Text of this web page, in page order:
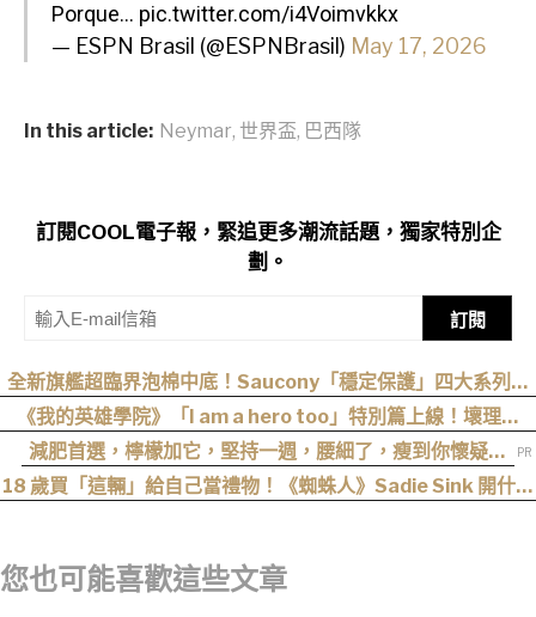
Porque… pic.twitter.com/i4Voimvkkx
— ESPN Brasil (@ESPNBrasil) May 17, 2026
In this article: Neymar, 世界盃, 巴西隊
訂閱COOL電子報，緊追更多潮流話題，獨家特別企
劃。
訂閱
全新旗艦超臨界泡棉中底！Saucony「穩定保護」四大系列鞋
款發布
《我的英雄學院》「I am a hero too」特別篇上線！壞理版
〈Hero too〉正式公開！
減肥首選，檸檬加它，堅持一週，腰細了，瘦到你懷疑人
生
18 歲買「這輛」給自己當禮物！《蜘蛛人》Sadie Sink 開什麼
您也可能喜歡這些文章